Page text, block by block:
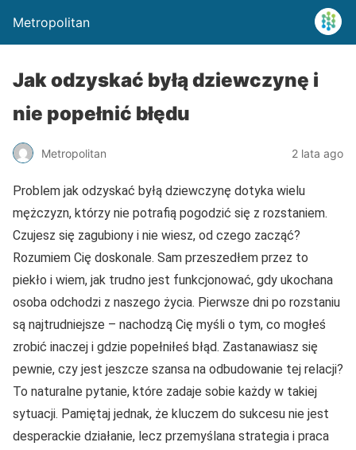
Metropolitan
Jak odzyskać byłą dziewczynę i
nie popełnić błędu
Metropolitan 2 lata ago
Problem jak odzyskać byłą dziewczynę dotyka wielu
mężczyzn, którzy nie potrafią pogodzić się z rozstaniem.
Czujesz się zagubiony i nie wiesz, od czego zacząć?
Rozumiem Cię doskonale. Sam przeszedłem przez to
piekło i wiem, jak trudno jest funkcjonować, gdy ukochana
osoba odchodzi z naszego życia. Pierwsze dni po rozstaniu
są najtrudniejsze – nachodzą Cię myśli o tym, co mogłeś
zrobić inaczej i gdzie popełniłeś błąd. Zastanawiasz się
pewnie, czy jest jeszcze szansa na odbudowanie tej relacji?
To naturalne pytanie, które zadaje sobie każdy w takiej
sytuacji. Pamiętaj jednak, że kluczem do sukcesu nie jest
desperackie działanie, lecz przemyślana strategia i praca